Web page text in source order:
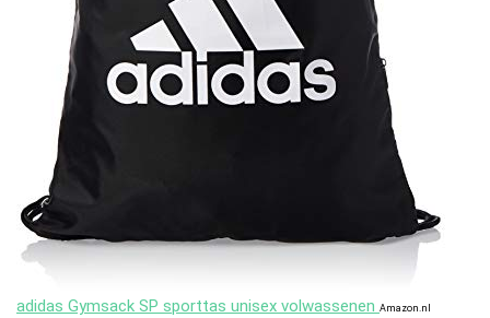
adidas Gymsack SP sporttas unisex volwassenen Amazon.nl